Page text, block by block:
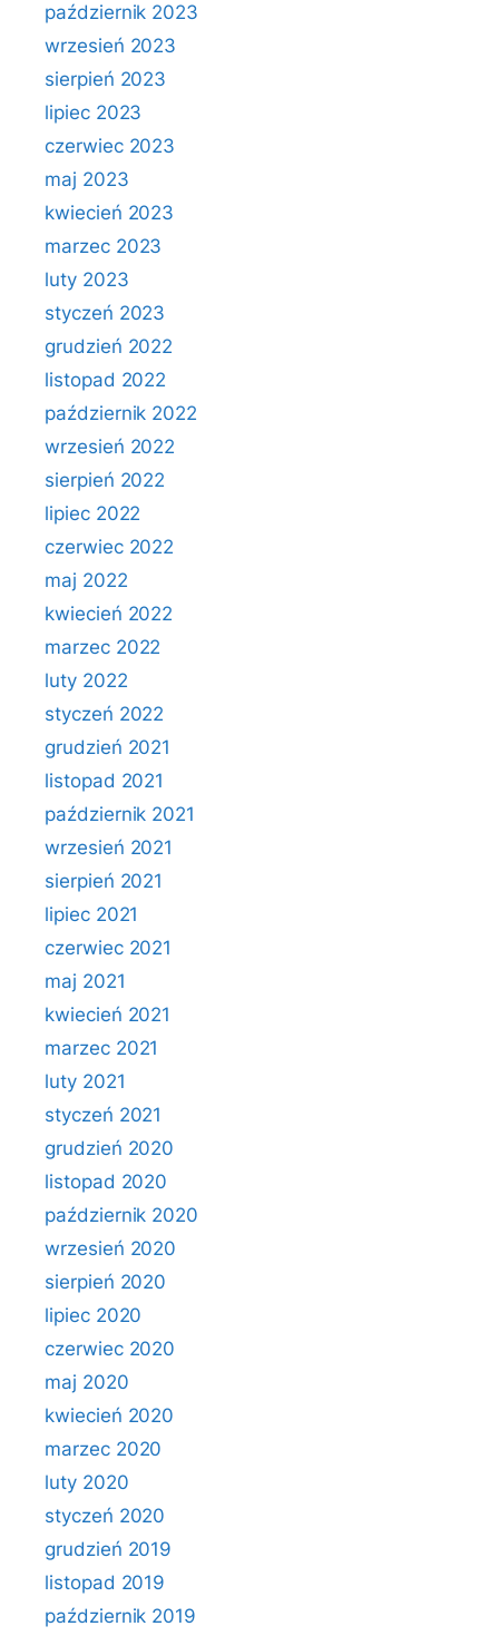
październik 2023
wrzesień 2023
sierpień 2023
lipiec 2023
czerwiec 2023
maj 2023
kwiecień 2023
marzec 2023
luty 2023
styczeń 2023
grudzień 2022
listopad 2022
październik 2022
wrzesień 2022
sierpień 2022
lipiec 2022
czerwiec 2022
maj 2022
kwiecień 2022
marzec 2022
luty 2022
styczeń 2022
grudzień 2021
listopad 2021
październik 2021
wrzesień 2021
sierpień 2021
lipiec 2021
czerwiec 2021
maj 2021
kwiecień 2021
marzec 2021
luty 2021
styczeń 2021
grudzień 2020
listopad 2020
październik 2020
wrzesień 2020
sierpień 2020
lipiec 2020
czerwiec 2020
maj 2020
kwiecień 2020
marzec 2020
luty 2020
styczeń 2020
grudzień 2019
listopad 2019
październik 2019